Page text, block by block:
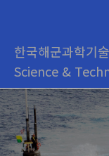
한국해군과학기
Science &